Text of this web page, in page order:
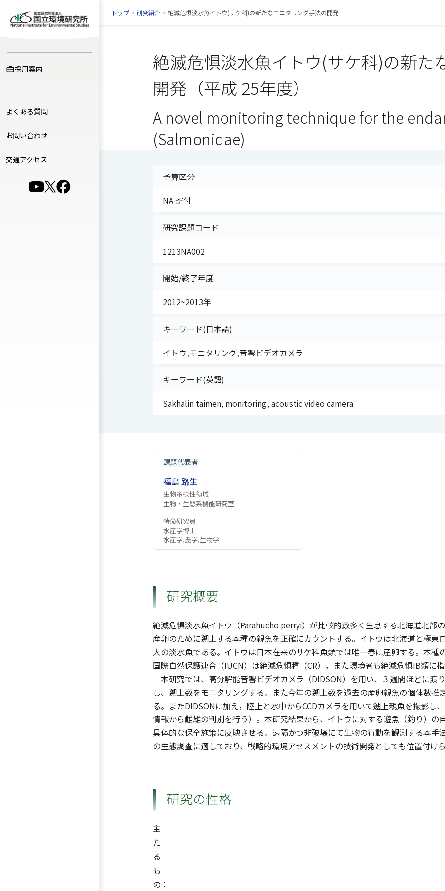
採用案内
よくある質問
お問い合わせ
交通アクセス
（別ウインドウで開きます）
（別ウインドウで開きます）
（別ウインドウで開きます）
トップ > 研究紹介 > 絶滅危惧淡水魚イトウ(サケ科)の新たなモニタリング手法の開発
絶滅危惧淡水魚イトウ(サケ科)の新た
開発（平成 25年度）
A novel monitoring technique for the
(Salmonidae)
予算区分
NA 寄付
研究課題コード
1213NA002
開始/終了年度
2012~2013年
キーワード(日本語)
イトウ,モニタリング,音響ビデオカメラ
キーワード(英語)
Sakhalin taimen, monitoring, acoustic video camera
課題代表者
福島 路生
生物多様性領域
生物・生態系機能研究室
特命研究員
水産学博士
水産学,農学,生物学
研究概要
絶滅危惧淡水魚イトウ（Parahucho perryi）が比較的数多く生息する北海道北部
産卵のために遡上する本種の親魚を正確にカウントする。イトウは北海道と極
大の淡水魚である。イトウは日本在来のサケ科魚類では唯一春に産卵する。本
国際自然保護連合（IUCN）は絶滅危惧種（CR），また環境省も絶滅危惧IB類に
本研究では、高分解能音響ビデオカメラ（DIDSON）を用い、３週間ほどに渡
し、遡上数をモニタリングする。また今年の遡上数を過去の産卵親魚の個体数
る。またDIDSONに加え，陸上と水中からCCDカメラを用いて遡上親魚を撮影し
情報から雌雄の判別を行う）。本研究結果から、イトウに対する遊魚（釣り）の
具体的な保全施策に反映させる。遠隔かつ非破壊にて生物の行動を観測する本
の生態調査に適しており、戦略的環境アセスメントの技術開発としても位置付け
研究の性格
主
た
る
も
の：